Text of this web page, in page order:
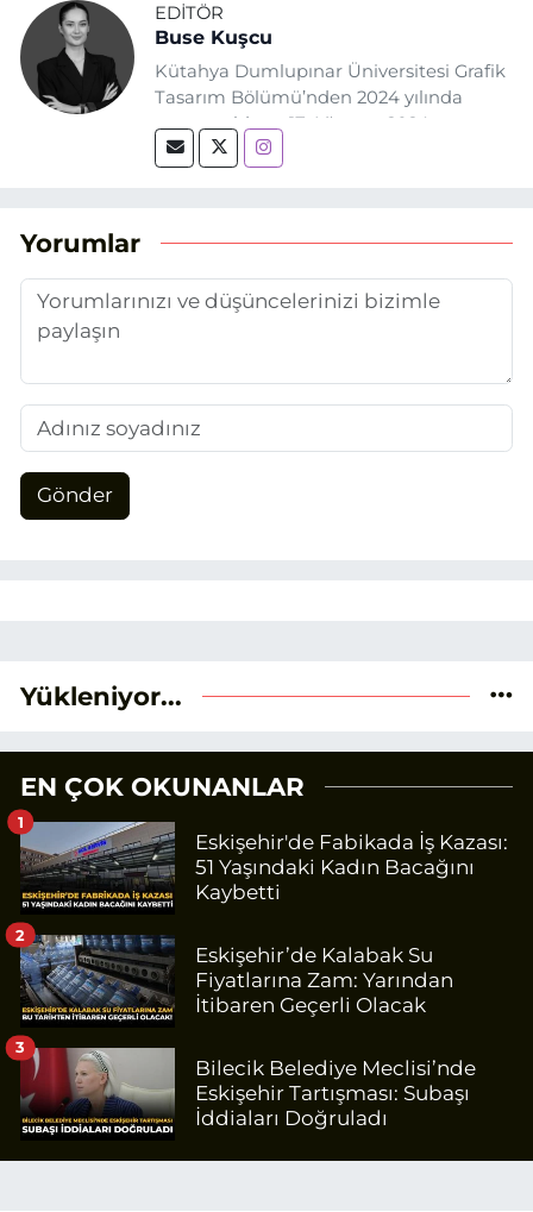
EDITÖR
Buse Kuşcu
Kütahya Dumlupınar Üniversitesi Grafik
Tasarım Bölümü’nden 2024 yılında
mezun oldum. 17 Ağustos 2024
tarihinde, Grafik Tasarım alanında staj
adım attım.
Yorumlar
Gönder
Yükleniyor...
EN ÇOK OKUNANLAR
Eskişehir'de Fabikada İş Kazası:
51 Yaşındaki Kadın Bacağını
Kaybetti
1
Eskişehir’de Kalabak Su
Fiyatlarına Zam: Yarından
İtibaren Geçerli Olacak
2
Bilecik Belediye Meclisi’nde
Eskişehir Tartışması: Subaşı
İddiaları Doğruladı
3